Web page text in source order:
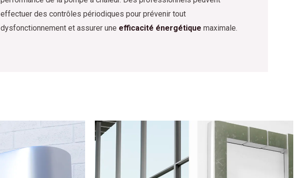
effectuer des contrôles périodiques pour prévenir tout
dysfonctionnement et assurer une efficacité énergétique maximale.